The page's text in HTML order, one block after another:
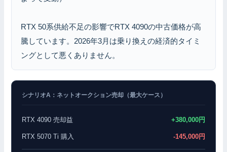
RTX 50系供給不足の影響でRTX 4090の中古価格が高
騰しています。2026年3月は乗り換えの経済的タイミ
ングとして悪くありません。
シナリオA：ネットオークション売却（最大ケース）
RTX 4090 売却益 +380,000円
RTX 5070 Ti 購入 -145,000円